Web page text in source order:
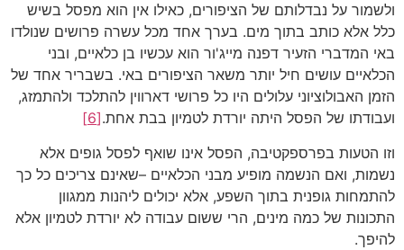
ולשמור על נבדלותם של הציפורים, כאילו אין הוא מפסל בשיש
כלל אלא כותב בתוך מים. בערך אחד מכל עשרה פרושים שנולדו
באי המדברי הזעיר דפנה מייג'ור הוא עכשיו בן כלאיים, ובני
הכלאיים עושים חיל יותר משאר הציפורים באי. בשבריר אחד של
הזמן האבולוציוני עלולים היו כל פרושי דארווין להתלכד ולהתמזג,
ועבודתו של הפסל היתה יורדת לטמיון בבת אחת.[6]
וזו הטעות בפרספקטיבה, הפסל אינו שואף לפסל גופים אלא
נשמות, ואם הנשמה מופיע מבני הכלאיים –שאינם צריכים כל כך
להתמחות גופנית בתוך השפע, אלא יכולים ליהנות ממגוון
התכונות של כמה מינים, הרי ששום עבודה לא יורדת לטמיון אלא
להיפך.